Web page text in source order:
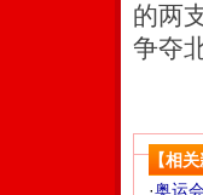
的两
争夺
【相
·奥运